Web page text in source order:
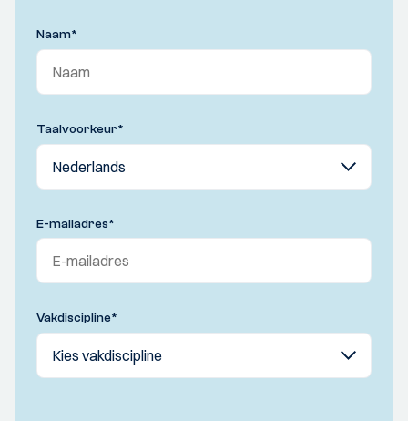
Naam*
Taalvoorkeur*
E-mailadres*
Vakdiscipline*